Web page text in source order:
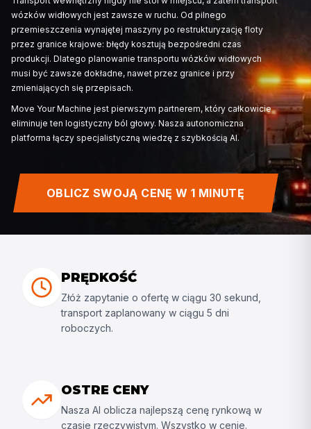
BEZPOŚREDNIO
ZAAKCEPTOWANE
Transport wewnętrzny nigdy nie stoi w miejscu, a
wózków widłowych jest zawsze w ruchu. Od pilnego
przemieszczenia wynajętej maszyny po
przez granice krajowe: błędy kosztują bezpośredni
produkcji. Dlatego planowanie transportu wózków
musi być zawsze dokładne, nawet przez granice i
zmieniających się przepisach.
Move Your Machine jest pierwszym partnerem, który
OBLICZ SWOJĄ CENĘ W 1 MINUTĘ
PRĘDKOŚĆ
Złóż zapytanie o ofertę w ciągu 30 sekund,
transport zaplanowany w ciągu 5 dni
roboczych.
OSTRE CENY
Nasza AI oblicza najlepszą cenę rynkową w
czasie rzeczywistym. Wszystko w cenie.